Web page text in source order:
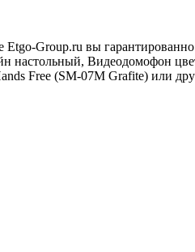
Etgo-Group.ru вы
настольный, Видеодомофон
Free (SM-07M Grafite) или